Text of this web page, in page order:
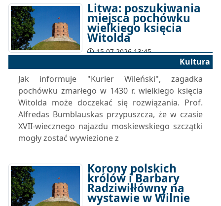
Litwa: poszukiwania
miejsca pochówku
wielkiego księcia
Witolda
15-07-2026 13:45
Kultura
Jak informuje "Kurier Wileński", zagadka
pochówku zmarłego w 1430 r. wielkiego księcia
Witolda może doczekać się rozwiązania. Prof.
Alfredas Bumblauskas przypuszcza, że w czasie
XVII-wiecznego najazdu moskiewskiego szczątki
mogły zostać wywiezione z
Korony polskich
królów i Barbary
Radziwiłłówny na
wystawie w Wilnie